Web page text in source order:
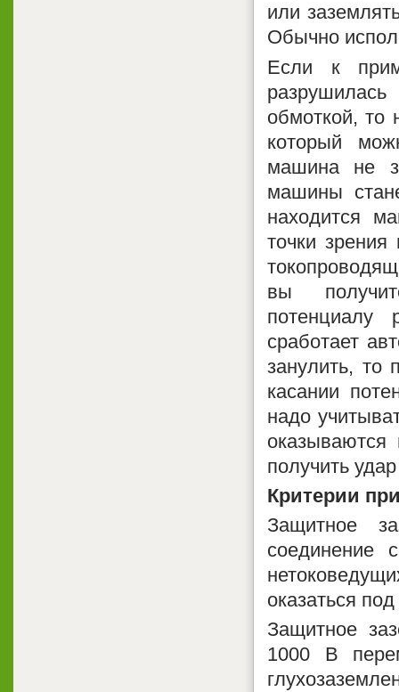
или
Обычно
Если к
обмоткой, то
который
машина не
машины
находится
точки
вы
сработает
занулить, то
касании
надо
получить
Критерии
Защитное
соединение
оказаться
Защитное
1000 В